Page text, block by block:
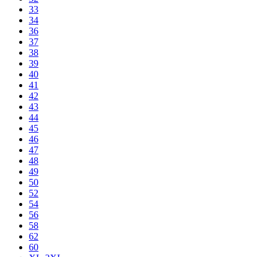
33
34
36
37
38
39
40
41
42
43
44
45
46
47
48
49
50
52
54
56
58
62
60